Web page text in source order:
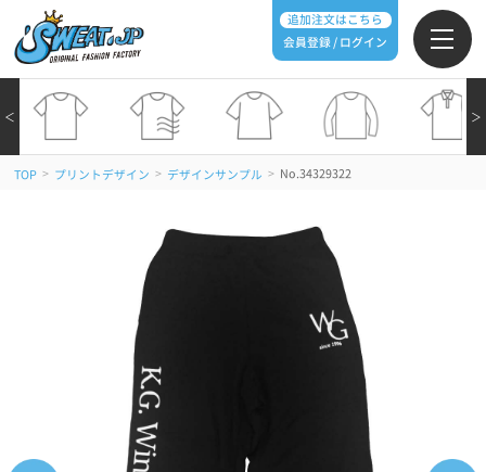
追加注文はこちら
会員登録 / ログイン
＞
＜
TOP > プリントデザイン > デザインサンプル > No.34329322